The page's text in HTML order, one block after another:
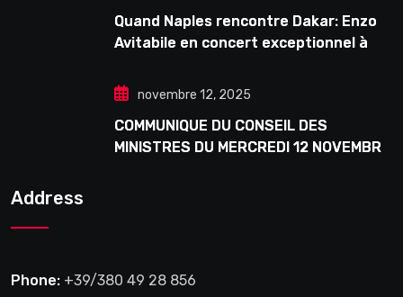
Quand Naples rencontre Dakar: Enzo
Avitabile en concert exceptionnel à
novembre 12, 2025
COMMUNIQUE DU CONSEIL DES
MINISTRES DU MERCREDI 12 NOVEMBRE
Address
Phone: +39/380 49 28 856